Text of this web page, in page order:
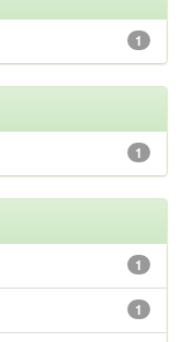
1
1
1
1